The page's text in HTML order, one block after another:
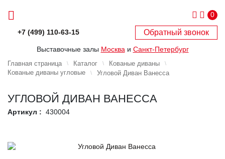
0
+7 (499) 110-63-15 Обратный звонок
Выставочные залы Москва и Санкт-Петербург
Главная страница Каталог
Кованые диваны
Кованые диваны угловые
Угловой Диван Ванесса
УГЛОВОЙ ДИВАН ВАНЕССА
Артикул : 430004